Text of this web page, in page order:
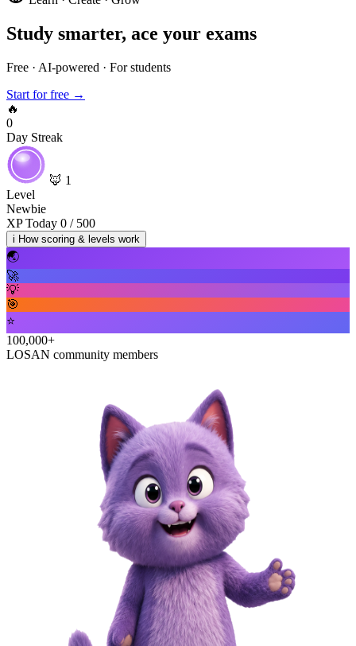
Study smarter, ace your exams
Free · AI-powered · For students
Start for free →
🔥
0
Day Streak
🦊 1
Level
Newbie
XP Today 0 / 500
i How scoring & levels work
🌏
🚀
💡
🎯
⭐
100,000+
LOSAN community members